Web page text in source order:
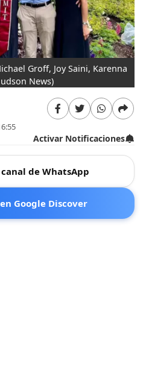
Groff, Joy Saini, Karenna
News)
Activar Notificaciones
de WhatsApp
Google Discover